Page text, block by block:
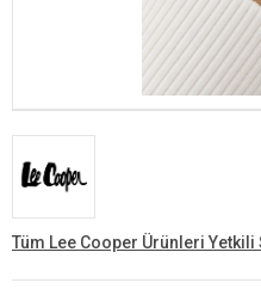
Tüm Lee Cooper Ürünleri Yetkili